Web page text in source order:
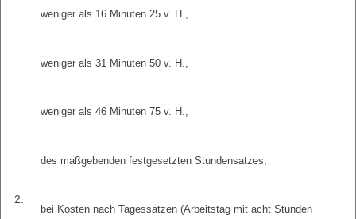
weniger als 16 Minuten 25 v. H.,
weniger als 31 Minuten 50 v. H.,
weniger als 46 Minuten 75 v. H.,
des maßgebenden festgesetzten Stundensatzes,
2.
bei Kosten nach Tagessätzen (Arbeitstag mit acht Stunden